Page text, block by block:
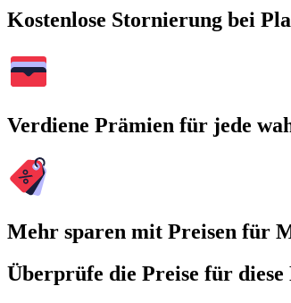
Kostenlose Stornierung bei
Verdiene Prämien für jede
Mehr sparen mit Preisen für
Überprüfe die Preise für diese